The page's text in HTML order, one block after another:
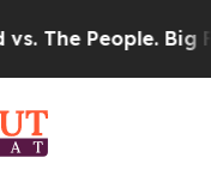
People. Big